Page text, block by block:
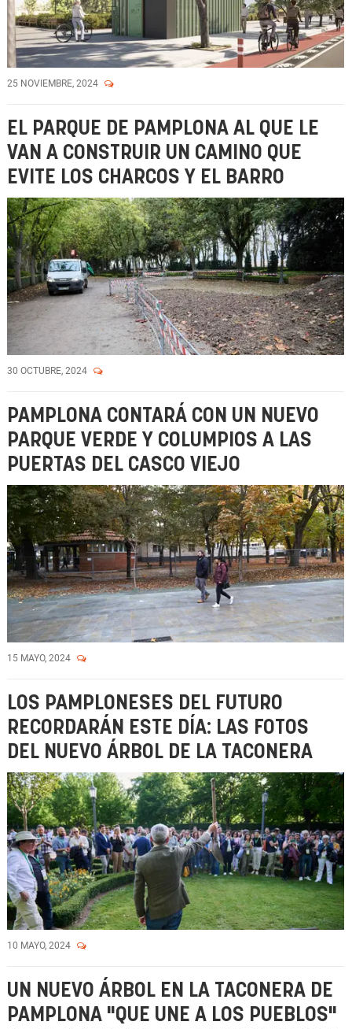
25 NOVIEMBRE, 2024
EL PARQUE DE PAMPLONA AL QUE LE
VAN A CONSTRUIR UN CAMINO QUE
EVITE LOS CHARCOS Y EL BARRO
30 OCTUBRE, 2024
PAMPLONA CONTARÁ CON UN NUEVO
PARQUE VERDE Y COLUMPIOS A LAS
PUERTAS DEL CASCO VIEJO
15 MAYO, 2024
LOS PAMPLONESES DEL FUTURO
RECORDARÁN ESTE DÍA: LAS FOTOS
DEL NUEVO ÁRBOL DE LA TACONERA
10 MAYO, 2024
UN NUEVO ÁRBOL EN LA TACONERA DE
PAMPLONA "QUE UNE A LOS PUEBLOS"